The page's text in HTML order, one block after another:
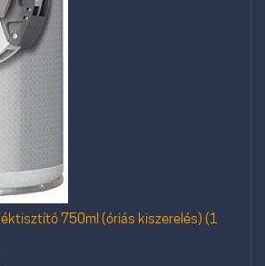
750ml (óriás kiszerelés) (1